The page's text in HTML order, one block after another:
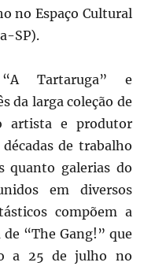
no Espaço Cultural
SP).
Tartaruga” e
da larga coleção de
artista e produtor
de trabalho
quanto galerias do
em diversos
compõem a
“The Gang!” que
a 25 de julho no